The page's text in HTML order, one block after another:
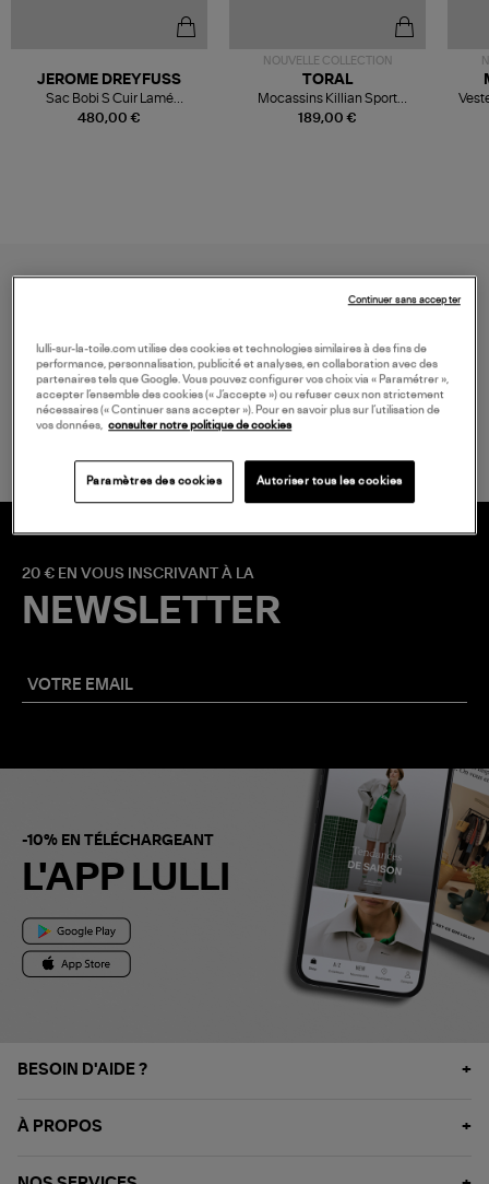
480,00 €
JEROME DREYFUSS
Sac Bobi S Cuir Lamé
Champagne
NOUVELLE COLLECTION
189,00 €
TORAL
Mocassins Killian Sport
Mousse
LIVRAISON GRATUITE
à partir de 150 € d'achat*
20 € EN VOUS INSCRIVANT À LA
NEWSLETTER
-10% EN TÉLÉCHARGEANT
L'APP LULLI
BESOIN D'AIDE ?
À PROPOS
lulli-sur-la-toile.com utilise des cookies et technologies similaires à des fins de
performance, personnalisation, publicité et analyses, en collaboration avec des
partenaires tels que Google. Vous pouvez configurer vos choix via « Paramétrer »,
accepter l’ensemble des cookies (« J’accepte ») ou refuser ceux non strictement
nécessaires (« Continuer sans accepter »). Pour en savoir plus sur l’utilisation de
vos données, consulter notre politique de cookies
Paramètres des cookies Autoriser tous les cookies
Continuer sans accepter